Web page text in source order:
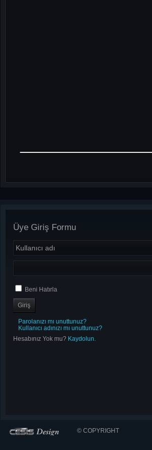
Üye Giriş Formu
Beni Hatırla
Parolanızı mı unuttunuz?
Kullanıcı adınızı mı unuttunuz?
Hesabınız Yok mu? Kaydolun.
© COPYRIGHT